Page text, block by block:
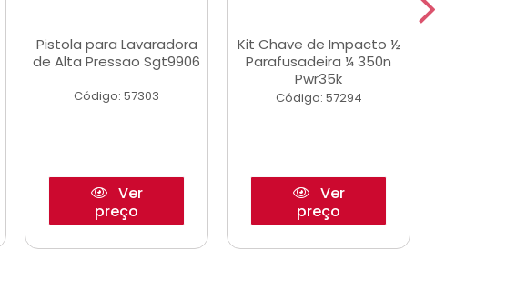
Pistola para Lavaradora
de Alta Pressao Sgt9906
Código: 57303
Ver
preço
Kit Chave de Impacto ½
Parafusadeira ¼ 350n
Pwr35k
Código: 57294
Ver
preço